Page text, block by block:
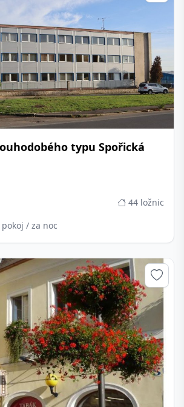
typu Spořická
44 ložnic
pokoj / za noc